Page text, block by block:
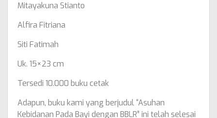
Mitayakuna Stianto
Alfira Fitriana
Siti Fatimah
Uk. 15×23 cm
Tersedi 10.000 buku cetak
Adapun, buku kami yang berjudul “Asuhan
Kebidanan Pada Bayi dengan BBLR” ini telah selesai